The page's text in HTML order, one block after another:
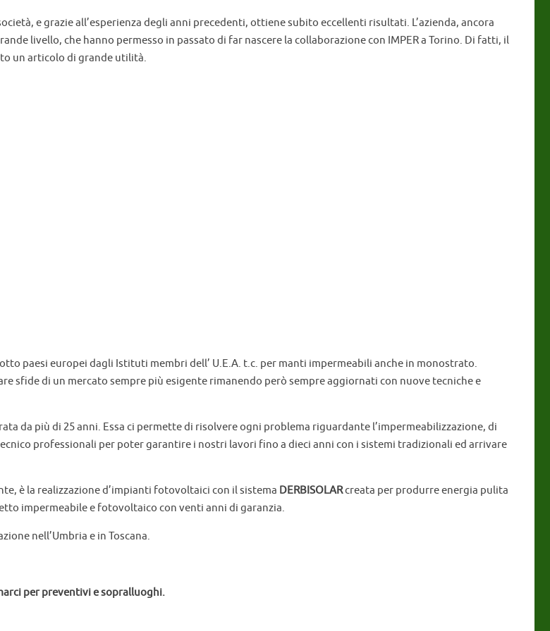
e grazie all’esperienza degli anni precedenti, ottiene subito eccellenti risultati. L’azienda, ancora
livello, che hanno permesso in passato di far nascere la collaborazione con IMPER a Torino. Di fatti, il
un articolo di grande utilità.
paesi europei dagli Istituti membri dell’ U.E.A. t.c. per manti impermeabili anche in monostrato.
sfide di un mercato sempre più esigente rimanendo però sempre aggiornati con nuove tecniche e
da più di 25 anni. Essa ci permette di risolvere ogni problema riguardante l’impermeabilizzazione, di
professionali per poter garantire i nostri lavori fino a dieci anni con i sistemi tradizionali ed arrivare
è la realizzazione d’impianti fotovoltaici con il sistema DERBISOLARcreata per produrre energia pulita
impermeabile e fotovoltaico con venti anni di garanzia.
nell’Umbria e in Toscana.
per preventivi e sopralluoghi.